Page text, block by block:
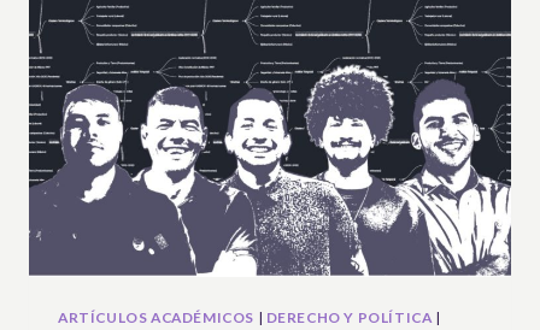
LA
SOBERANÍA
ALIMENTARIA
DE
LAS
MUJERES
CAMPESINAS
EL
SALVADOR
ARTÍCULOS ACADÉMICOS | DERECHO Y POLÍTICA|